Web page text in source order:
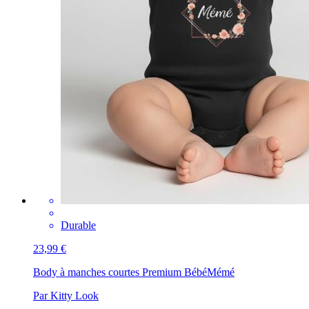
Durable
23,99 €
Body à manches courtes Premium BébéMémé
Par Kitty Look